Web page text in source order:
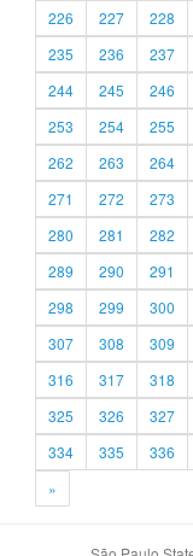
226
227 228
235
236 237
244
245 246
253
254 255
262
263 264
271
272 273
280
281 282
289
290 291
298
299 300
307
308 309
316
317 318
325
326 327
334
335 336
»